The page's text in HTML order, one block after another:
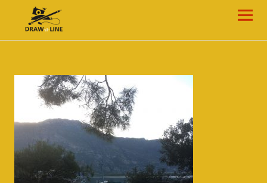
Draw-a-Line Grafik- und Web-Design